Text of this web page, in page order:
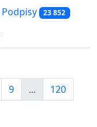
Podpisy 23 852
9 ...
120